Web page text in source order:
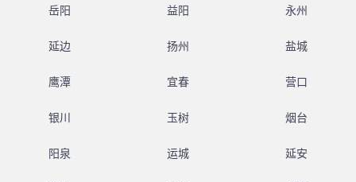
岳阳 益阳 永州
延边 扬州 盐城
鹰潭 宜春 营口
银川 玉树 烟台
阳泉 运城 延安